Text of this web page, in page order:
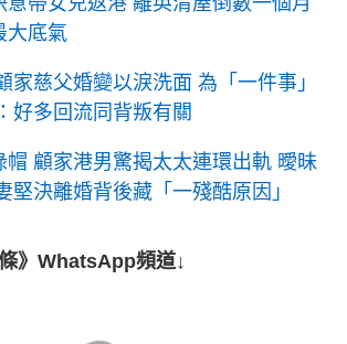
大底氣
家慈父婚變以淚洗面 為「一件事」
好多回流同背叛有關
帽 顧家港男驚揭太太連環出軌 曖昧
堅決離婚背後藏「一殘酷原因」
》WhatsApp頻道↓